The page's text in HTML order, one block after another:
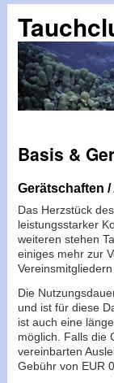
Basis &
Gerätschaften
Das Herzstück
leistungsstarker
weiteren stehen
einiges mehr zur
Die
und ist für diese
ist auch eine
möglich. Falls die
vereinbarten
Gebühr von EUR